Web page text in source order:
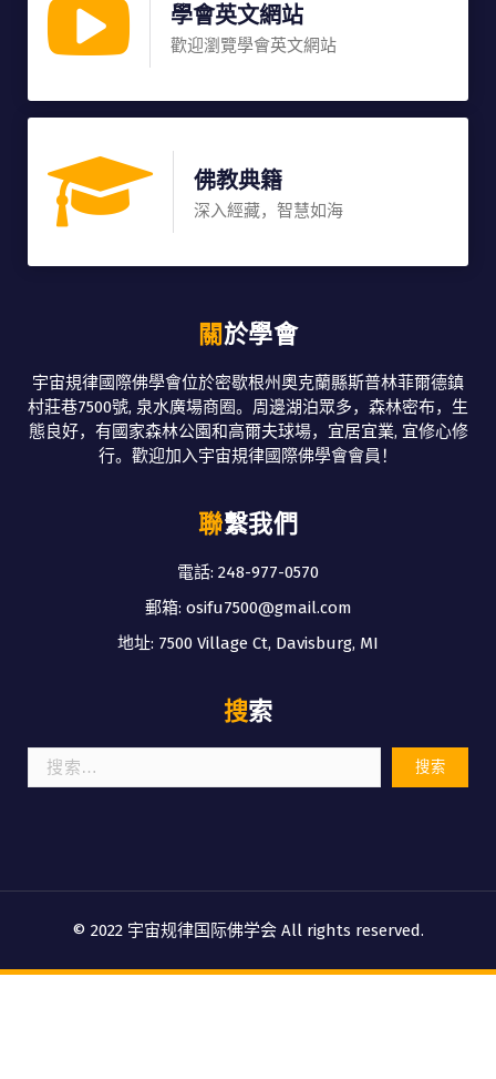
學會英文網站
歡迎瀏覽學會英文網站
佛教典籍
深入經藏，智慧如海
關於學會
宇宙規律國際佛學會位於密歇根州奧克蘭縣斯普林菲爾德鎮
村莊巷7500號, 泉水廣場商圈。周邊湖泊眾多，森林密布，生
態良好，有國家森林公園和高爾夫球場，宜居宜業, 宜修心修
行。歡迎加入宇宙規律國際佛學會會員！
聯繫我們
電話: 248-977-0570
郵箱: osifu7500@gmail.com
地址: 7500 Village Ct, Davisburg, MI
搜索
© 2022 宇宙规律国际佛学会 All rights reserved.